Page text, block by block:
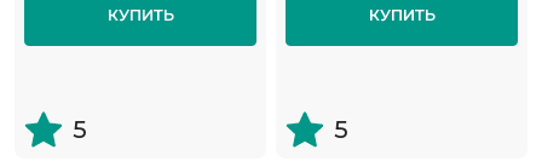
КУПИТЬ
5
КУПИТЬ
5